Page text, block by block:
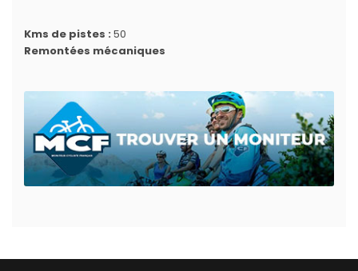
Kms de pistes : 50
Remontées mécaniques